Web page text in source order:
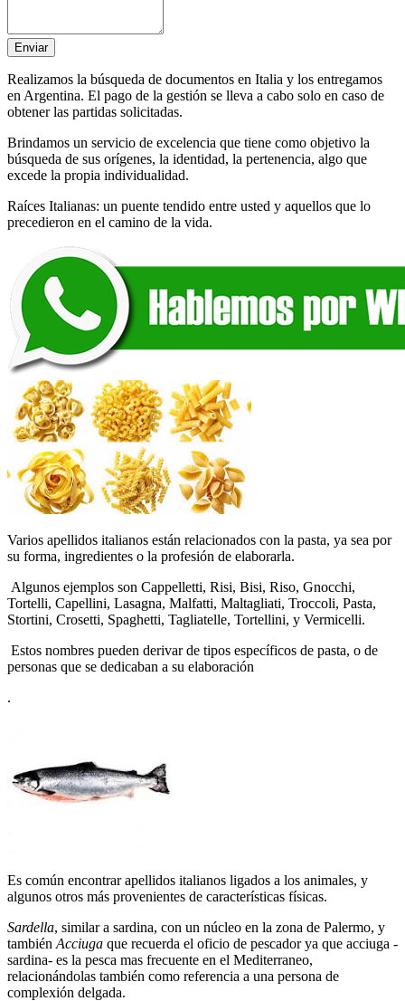
Enviar
Realizamos la búsqueda de documentos en Italia y los entregamos
en Argentina. El pago de la gestión se lleva a cabo solo en caso de
obtener las partidas solicitadas.
Brindamos un servicio de excelencia que tiene como objetivo la
búsqueda de sus orígenes, la identidad, la pertenencia, algo que
excede la propia individualidad.
Raíces Italianas: un puente tendido entre usted y aquellos que lo
precedieron en el camino de la vida.
Varios apellidos italianos están relacionados con la pasta, ya sea por
su forma, ingredientes o la profesión de elaborarla.
Algunos ejemplos son Cappelletti, Risi, Bisi, Riso, Gnocchi,
Tortelli, Capellini, Lasagna, Malfatti, Maltagliati, Troccoli, Pasta,
Stortini, Crosetti, Spaghetti, Tagliatelle, Tortellini, y Vermicelli.
Estos nombres pueden derivar de tipos específicos de pasta, o de
personas que se dedicaban a su elaboración
.
Es común encontrar apellidos italianos ligados a los animales, y
algunos otros más provenientes de características físicas.
Sardella, similar a sardina, con un núcleo en la zona de Palermo, y
también Acciuga que recuerda el oficio de pescador ya que acciuga -
sardina- es la pesca mas frecuente en el Mediterraneo,
relacionándolas también como referencia a una persona de
complexión delgada.